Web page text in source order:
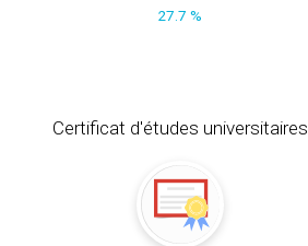
27.7 %
Certificat d'études universitaires